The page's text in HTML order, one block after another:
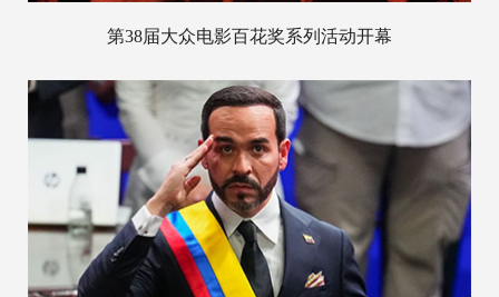
第38届大众电影百花奖系列活动开幕